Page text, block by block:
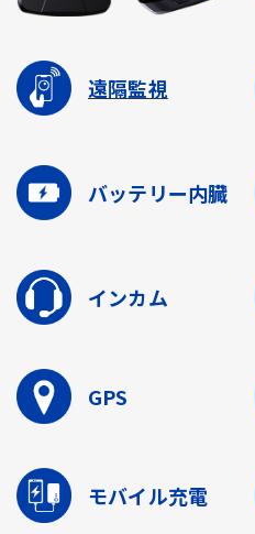
遠隔監視
バッテリー内臓
インカム
GPS
モバイル充電